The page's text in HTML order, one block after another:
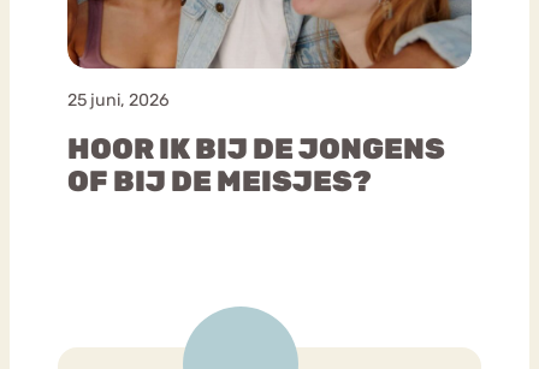
25 juni, 2026
HOOR IK BIJ DE JONGENS
OF BIJ DE MEISJES?